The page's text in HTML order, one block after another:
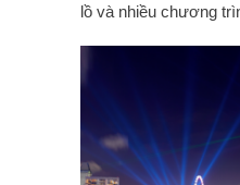
lồ và nhiều chương